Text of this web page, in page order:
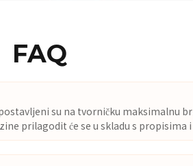
FAQ
su na tvorničku maksimalnu
prilagodit će se u skladu s propisima